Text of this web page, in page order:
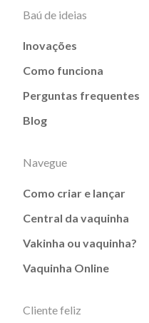
Baú de ideias
Inovações
Como funciona
Perguntas frequentes
Blog
Navegue
Como criar e lançar
Central da vaquinha
Vakinha ou vaquinha?
Vaquinha Online
Cliente feliz